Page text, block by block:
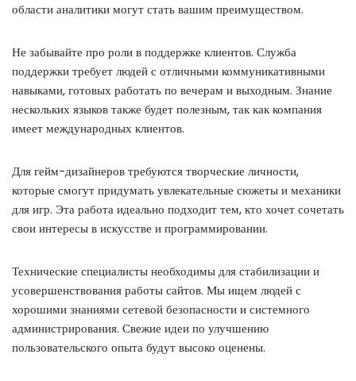
области аналитики могут стать вашим преимуществом.
Не забывайте про роли в поддержке клиентов. Служба
поддержки требует людей с отличными коммуникативными
навыками, готовых работать по вечерам и выходным. Знание
нескольких языков также будет полезным, так как компания
имеет международных клиентов.
Для гейм-дизайнеров требуются творческие личности,
которые смогут придумать увлекательные сюжеты и механики
для игр. Эта работа идеально подходит тем, кто хочет сочетать
свои интересы в искусстве и программировании.
Технические специалисты необходимы для стабилизации и
усовершенствования работы сайтов. Мы ищем людей с
хорошими знаниями сетевой безопасности и системного
администрирования. Свежие идеи по улучшению
пользовательского опыта будут высоко оценены.